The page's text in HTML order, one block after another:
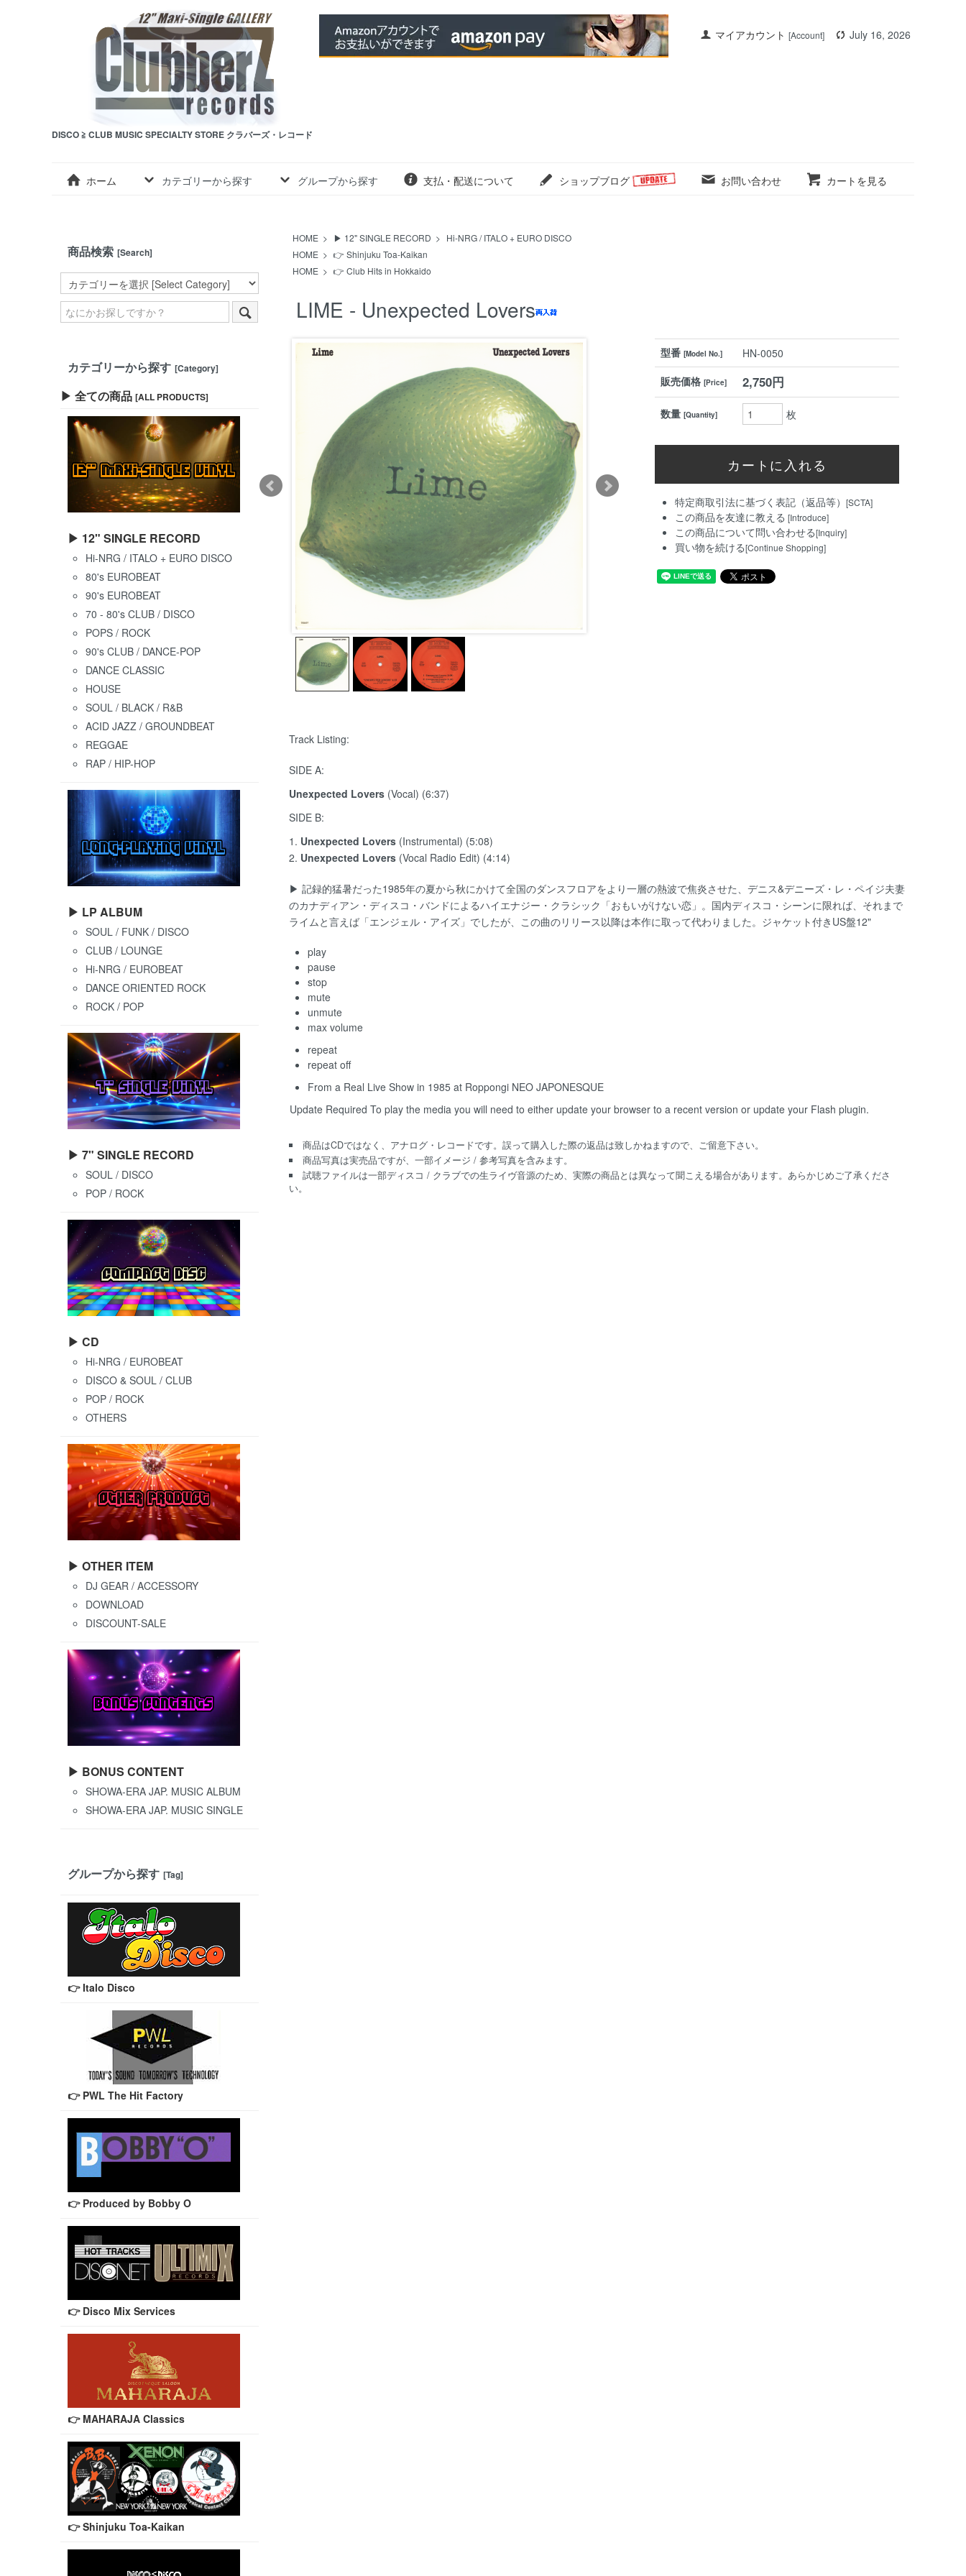
マイアカウント [Account] July 16, 2026
DISCO ≧ CLUB MUSIC SPECIALTY STORE クラバーズ・レコード
ホーム カテゴリーから探す グループから探す 支払・配送について ショップブログ お問い合わせ カートを見る
HOME > ▶ 12" SINGLE RECORD > Hi-NRG / ITALO + EURO DISCO
HOME > 👉 Shinjuku Toa-Kaikan
HOME > 👉 Club Hits in Hokkaido
LIME - Unexpected Lovers
型番[Model No.]
HN-0050
販売価格[Price] 2,750円
数量[Quantity] 枚
特定商取引法に基づく表記（返品等）[SCTA]
この商品を友達に教える [Introduce]
この商品について問い合わせる[Inquiry]
買い物を続ける[Continue Shopping]
Track Listing:
SIDE A:
Unexpected Lovers (Vocal) (6:37)
SIDE B:
1. Unexpected Lovers (Instrumental) (5:08)
2. Unexpected Lovers (Vocal Radio Edit) (4:14)
▶ 記録的猛暑だった1985年の夏から秋にかけて全国のダンスフロアをより一層の熱波で焦炎させた、デニス&デニーズ・レ・ペイジ夫妻
のカナディアン・ディスコ・バンドによるハイエナジー・クラシック「おもいがけない恋」。国内ディスコ・シーンに限れば、それまで
ライムと言えば「エンジェル・アイズ」でしたが、この曲のリリース以降は本作に取って代わりました。ジャケット付きUS盤12"
play
pause
stop
mute
unmute
max volume
repeat
repeat off
From a Real Live Show in 1985 at Roppongi NEO JAPONESQUE
Update Required To play the media you will need to either update your browser to a recent version or update your Flash plugin.
商品はCDではなく、アナログ・レコードです。誤って購入した際の返品は致しかねますので、ご留意下さい。
商品写真は実売品ですが、一部イメージ / 参考写真を含みます。
試聴ファイルは一部ディスコ / クラブでの生ライヴ音源のため、実際の商品とは異なって聞こえる場合があります。あらかじめご了承くださ
い。
商品検索 [Search]
カテゴリーから探す [Category]
▶ 全ての商品 [ALL PRODUCTS]
▶ 12" SINGLE RECORD
Hi-NRG / ITALO + EURO DISCO
80's EUROBEAT
90's EUROBEAT
70 - 80's CLUB / DISCO
POPS / ROCK
90's CLUB / DANCE-POP
DANCE CLASSIC
HOUSE
SOUL / BLACK / R&B
ACID JAZZ / GROUNDBEAT
REGGAE
RAP / HIP-HOP
▶ LP ALBUM
SOUL / FUNK / DISCO
CLUB / LOUNGE
Hi-NRG / EUROBEAT
DANCE ORIENTED ROCK
ROCK / POP
▶ 7" SINGLE RECORD
SOUL / DISCO
POP / ROCK
▶ CD
Hi-NRG / EUROBEAT
DISCO & SOUL / CLUB
POP / ROCK
OTHERS
▶ OTHER ITEM
DJ GEAR / ACCESSORY
DOWNLOAD
DISCOUNT-SALE
▶ BONUS CONTENT
SHOWA-ERA JAP. MUSIC ALBUM
SHOWA-ERA JAP. MUSIC SINGLE
グループから探す [Tag]
👉 Italo Disco
👉 PWL The Hit Factory
👉 Produced by Bobby O
👉 Disco Mix Services
👉 MAHARAJA Classics
👉 Shinjuku Toa-Kaikan